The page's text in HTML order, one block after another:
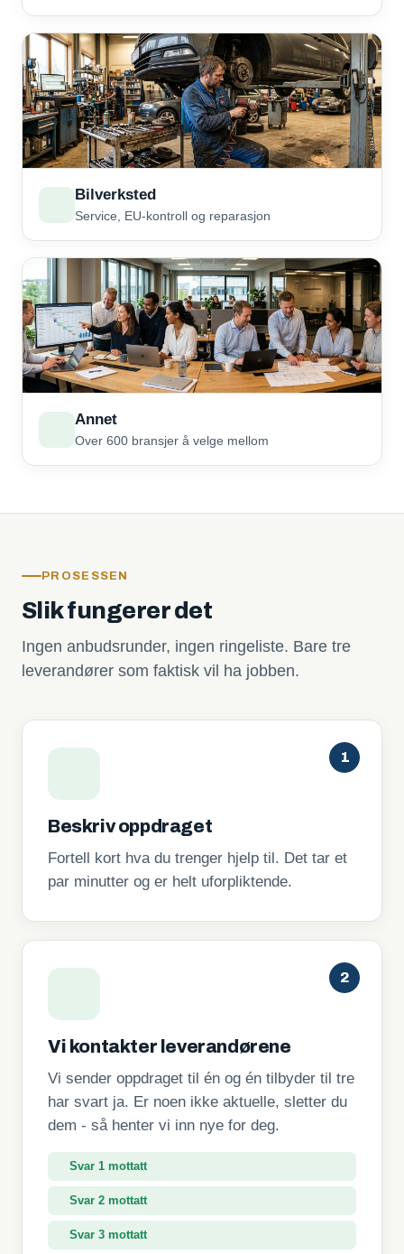
Bilverksted
Service, EU-kontroll og reparasjon
Annet
Over 600 bransjer å velge mellom
PROSESSEN
Slik fungerer det
Ingen anbudsrunder, ingen ringeliste. Bare tre
leverandører som faktisk vil ha jobben.
1
Beskriv oppdraget
Fortell kort hva du trenger hjelp til. Det tar et
par minutter og er helt uforpliktende.
2
Vi kontakter leverandørene
Vi sender oppdraget til én og én tilbyder til tre
har svart ja. Er noen ikke aktuelle, sletter du
dem - så henter vi inn nye for deg.
Svar 1 mottatt
Svar 2 mottatt
Svar 3 mottatt